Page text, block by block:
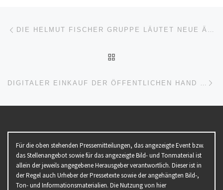
Beitragsnavigation
Für die oben stehenden Pressemitteilungen, das angezeigte Event bzw.
das Stellenangebot sowie für das angezeigte Bild- und Tonmaterial ist
allein der jeweils angegebene Herausgeber verantwortlich. Dieser ist in
der Regel auch Urheber der Pressetexte sowie der angehängten Bild-,
Ton- und Informationsmaterialien. Die Nutzung von hier